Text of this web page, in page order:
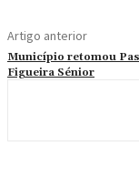
Artigo anterior
Município retomou
Figueira Sénior